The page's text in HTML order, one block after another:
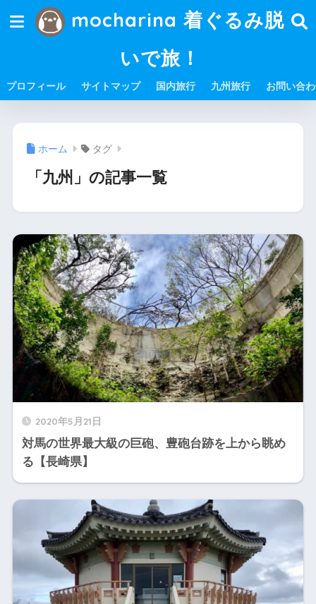
mocharina 着ぐるみ脱
いで旅！
プロフィール サイトマップ 国内旅行 九州旅行 お問い合
ホーム タグ
「九州」の記事一覧
2020年5月21日
対馬の世界最大級の巨砲、豊砲台跡を上から眺め
る【長崎県】